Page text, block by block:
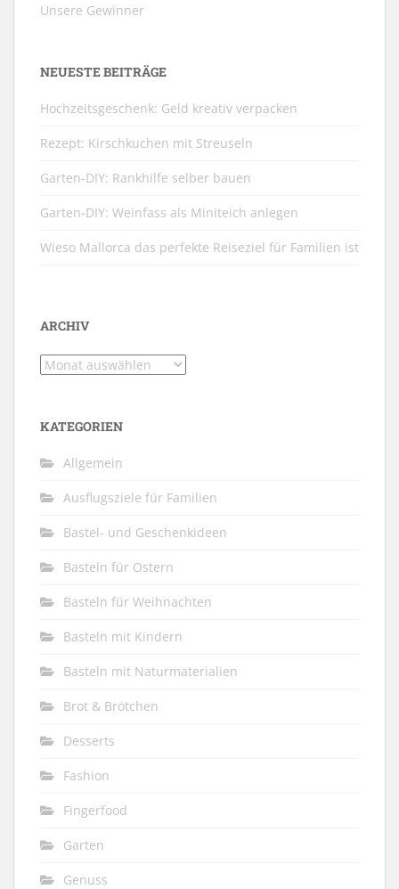
Unsere Gewinner
NEUESTE BEITRÄGE
Hochzeitsgeschenk: Geld kreativ verpacken
Rezept: Kirschkuchen mit Streuseln
Garten-DIY: Rankhilfe selber bauen
Garten-DIY: Weinfass als Miniteich anlegen
Wieso Mallorca das perfekte Reiseziel für Familien ist
ARCHIV
Archiv
KATEGORIEN
Allgemein
Ausflugsziele für Familien
Bastel- und Geschenkideen
Basteln für Ostern
Basteln für Weihnachten
Basteln mit Kindern
Basteln mit Naturmaterialien
Brot & Brötchen
Desserts
Fashion
Fingerfood
Garten
Genuss